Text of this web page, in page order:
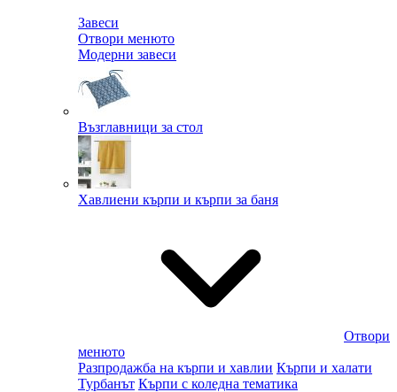
Завеси
Отвори менюто
Модерни завеси
Възглавници за стол
Хавлиени кърпи и кърпи за баня
Отвори
менюто
Разпродажба на кърпи и хавлии Кърпи и халати
Турбанът Кърпи с коледна тематика